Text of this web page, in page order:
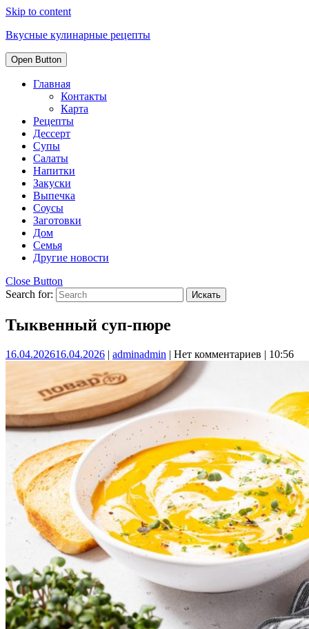
Skip to content
Вкусные кулинарные рецепты
Open Button
Главная
Контакты
Карта
Рецепты
Дессерт
Супы
Салаты
Напитки
Закуски
Выпечка
Соусы
Заготовки
Дом
Семья
Другие новости
Close Button
Search for:
Тыквенный суп-пюре
16.04.202616.04.2026 | adminadmin | Нет комментариев | 10:56